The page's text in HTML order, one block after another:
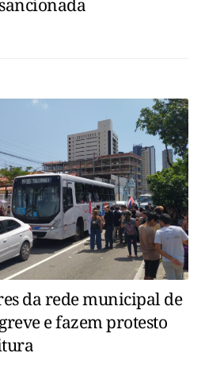
da rede municipal de
e fazem protesto